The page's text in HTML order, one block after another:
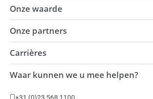
OMRON-principes
Wereldwijde aanwezigheid
Milieu
Duurzaamheid
Onze waarde
Visie
Kracht
Automation Center
Productiefaciliteiten
Onze partners
Innovation Partners
Carrières
Vacatures
Waar kunnen we u mee helpen?